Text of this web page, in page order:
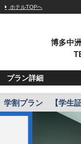
ホテルTOPへ
博多中
プラン詳細
学割プラン 【学生証